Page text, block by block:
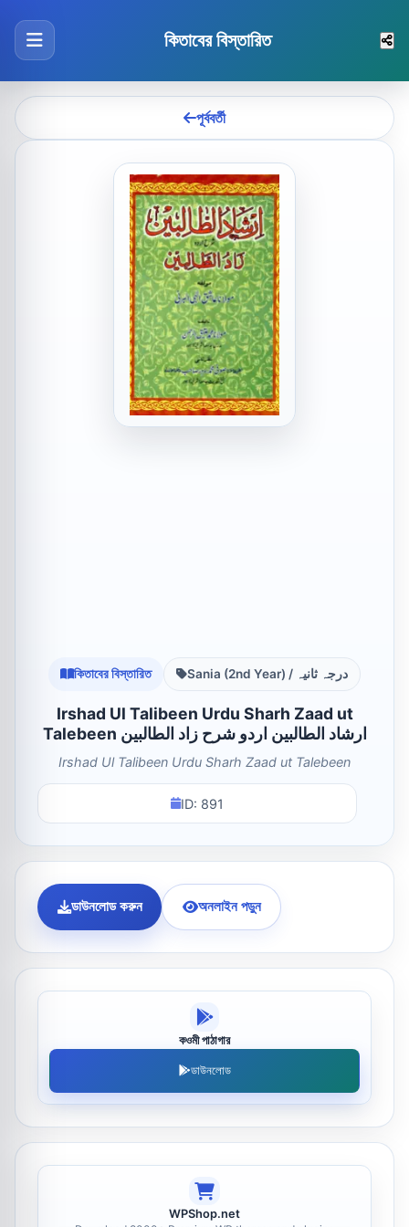
কিতাবের বিস্তারিত
পূর্ববর্তী
কিতাবের বিস্তারিত Sania (2nd Year) / درجہ ثانیہ
Irshad Ul Talibeen Urdu Sharh Zaad ut
Talebeen ارشاد الطالبین اردو شرح زاد الطالبین
Irshad Ul Talibeen Urdu Sharh Zaad ut Talebeen
ID: 891
ডাউনলোড করুন অনলাইন পড়ুন
কওমী পাঠাগার
ডাউনলোড
WPShop.net